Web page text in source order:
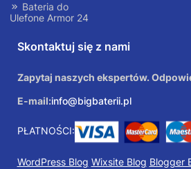
Bateria do
Ulefone Armor 24
Skontaktuj się z nami
Zapytaj naszych ekspertów.
E-mail:info@bigbaterii.pl
PŁATNOŚCI:
WordPress Blog Wixsite Blog Blogger